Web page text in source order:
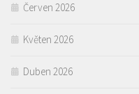
Červen 2026
Květen 2026
Duben 2026